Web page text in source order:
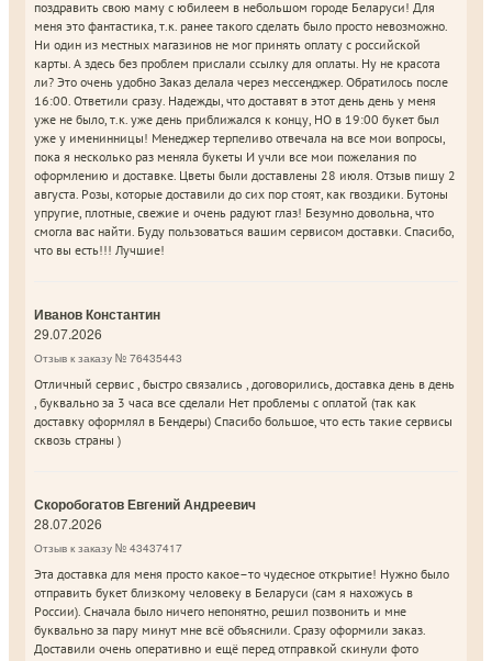
поздравить свою маму с юбилеем в небольшом городе Беларуси! Для
меня это фантастика, т.к. ранее такого сделать было просто невозможно.
Ни один из местных магазинов не мог принять оплату с российской
карты. А здесь без проблем прислали ссылку для оплаты. Ну не красота
ли? Это очень удобно Заказ делала через мессенджер. Обратилось после
16:00. Ответили сразу. Надежды, что доставят в этот день день у меня
уже не было, т.к. уже день приближался к концу, НО в 19:00 букет был
уже у именинницы! Менеджер терпеливо отвечала на все мои вопросы,
пока я несколько раз меняла букеты И учли все мои пожелания по
оформлению и доставке. Цветы были доставлены 28 июля. Отзыв пишу 2
августа. Розы, которые доставили до сих пор стоят, как гвоздики. Бутоны
упругие, плотные, свежие и очень радуют глаз! Безумно довольна, что
смогла вас найти. Буду пользоваться вашим сервисом доставки. Спасибо,
что вы есть!!! Лучшие!
Иванов Константин
29.07.2026
Отзыв к заказу № 76435443
Отличный сервис , быстро связались , договорились, доставка день в день
, буквально за 3 часа все сделали Нет проблемы с оплатой (так как
доставку оформлял в Бендеры) Спасибо большое, что есть такие сервисы
сквозь страны )
Скоробогатов Евгений Андреевич
28.07.2026
Отзыв к заказу № 43437417
Эта доставка для меня просто какое–то чудесное открытие! Нужно было
отправить букет близкому человеку в Беларуси (сам я нахожусь в
России). Сначала было ничего непонятно, решил позвонить и мне
буквально за пару минут мне всё объяснили. Сразу оформили заказ.
Доставили очень оперативно и ещё перед отправкой скинули фото